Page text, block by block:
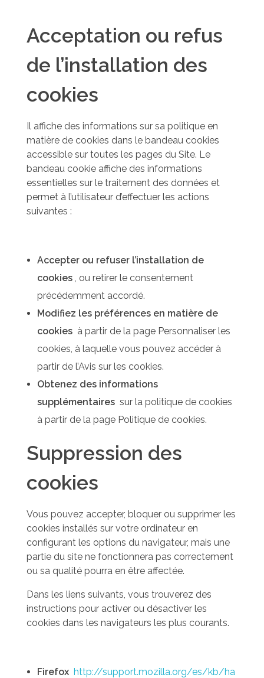
Acceptation ou refus
de l’installation des
cookies
Il affiche des informations sur sa politique en
matière de cookies dans le bandeau cookies
accessible sur toutes les pages du Site. Le
bandeau cookie affiche des informations
essentielles sur le traitement des données et
permet à l’utilisateur d’effectuer les actions
suivantes :
Accepter ou refuser l’installation de
cookies, ou retirer le consentement
précédemment accordé.
Modifiez les préférences en matière de
cookiesà partir de la page Personnaliser les
cookies, à laquelle vous pouvez accéder à
partir de l’Avis sur les cookies.
Obtenez des informations
supplémentairessur la politique de cookies
à partir de la page Politique de cookies.
Suppression des
cookies
Vous pouvez accepter, bloquer ou supprimer les
cookies installés sur votre ordinateur en
configurant les options du navigateur, mais une
partie du site ne fonctionnera pas correctement
ou sa qualité pourra en être affectée.
Dans les liens suivants, vous trouverez des
instructions pour activer ou désactiver les
cookies dans les navigateurs les plus courants.
Firefox http://support.mozilla.org/es/kb/ha